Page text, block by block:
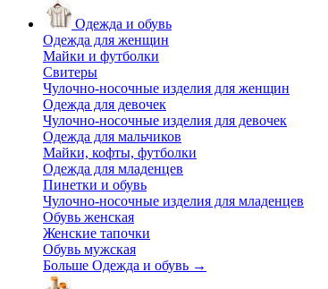
Одежда и обувь
Одежда для женщин
Майки и футболки
Свитеры
Чулочно-носочные изделия для женщин
Одежда для девочек
Чулочно-носочные изделия для девочек
Одежда для мальчиков
Майки, кофты, футболки
Одежда для младенцев
Пинетки и обувь
Чулочно-носочные изделия для младенцев
Обувь женская
Женские тапочки
Обувь мужская
Больше Одежда и обувь →